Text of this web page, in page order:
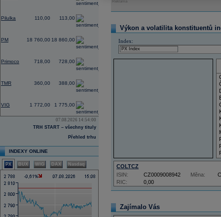
Pilulka 110,00 113,00
0,00
PM 18 760,00 18 860,00
0,00
Primoco 718,00 728,00
TMR 360,00 388,00
VIG 1 772,00 1 775,00
07.08.2026 14:54:00
TRH START – všechny tituly
Přehled trhu
INDEXY ONLINE
PX BUX WIG DAX Nasdaq
Reklama
Výkon a volatilita konstituentů
Index:
COLTCZ
RIC: 0,00
ISIN: CZ0009008942 Měna:
Zajímalo Vás